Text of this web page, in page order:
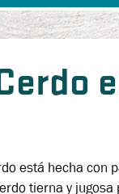
está hecha con
tierna y